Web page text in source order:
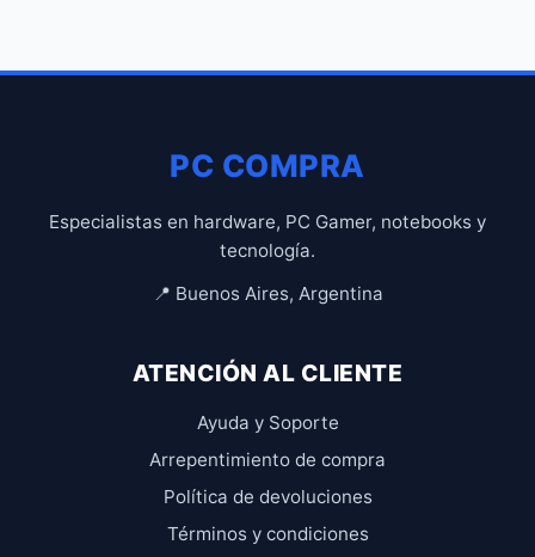
PC COMPRA
Especialistas en hardware, PC Gamer, notebooks y
tecnología.
📍 Buenos Aires, Argentina
ATENCIÓN AL CLIENTE
Ayuda y Soporte
Arrepentimiento de compra
Política de devoluciones
Términos y condiciones